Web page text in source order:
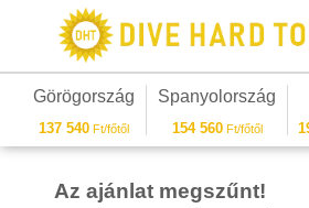
Görögország
137 540 Ft/főtől
Spanyolország
154 560Ft/főtől
Az ajánlat megszűnt!